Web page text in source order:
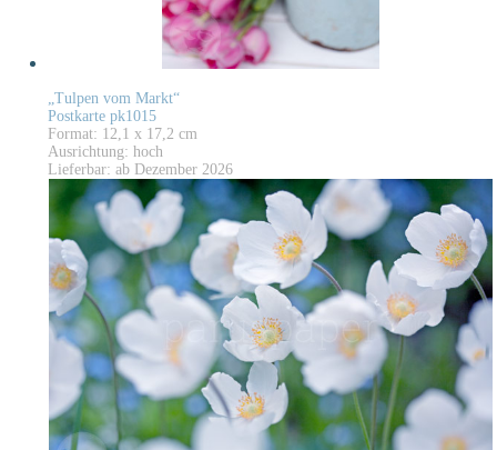
„Tulpen vom Markt“
Postkarte pk1015
Format: 12,1 x 17,2 cm
Ausrichtung: hoch
Lieferbar: ab Dezember 2026